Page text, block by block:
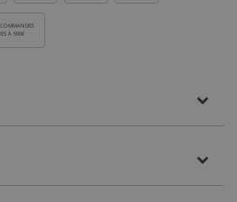
À 500€